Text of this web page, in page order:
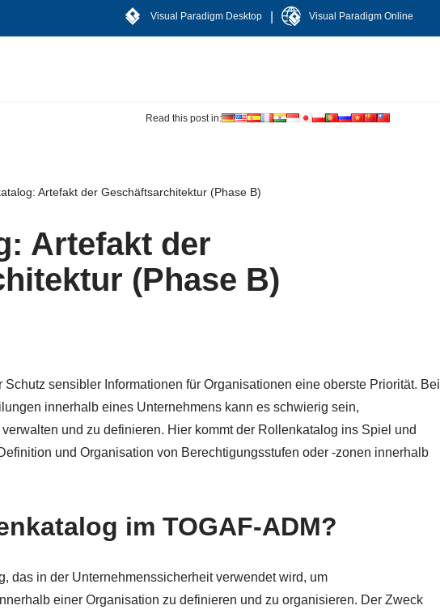
Visual Paradigm Desktop Visual Paradigm Online
Read this post in:
Artefakt der Geschäftsarchitektur (Phase B)
Artefakt der
(Phase B)
Schutz sensibler Informationen für Organisationen eine oberste Priorität. Bei
innerhalb eines Unternehmens kann es schwierig sein,
und zu definieren. Hier kommt der Rollenkatalog ins Spiel und
und Organisation von Berechtigungsstufen oder -zonen innerhalb
im TOGAF-ADM?
das in der Unternehmenssicherheit verwendet wird, um
einer Organisation zu definieren und zu organisieren. Der Zweck